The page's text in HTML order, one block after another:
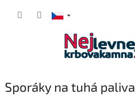
Sporáky na tuhá paliva